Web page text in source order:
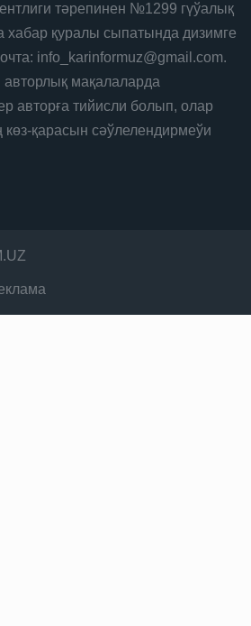
тәрепинен №1299 гүўалық
хабар қуралы сыпатында дизимге
info_karinformuz@gmail.com.
мақалаларда
авторға тийисли болып, олар
қарасын сәўлелендирмеўи